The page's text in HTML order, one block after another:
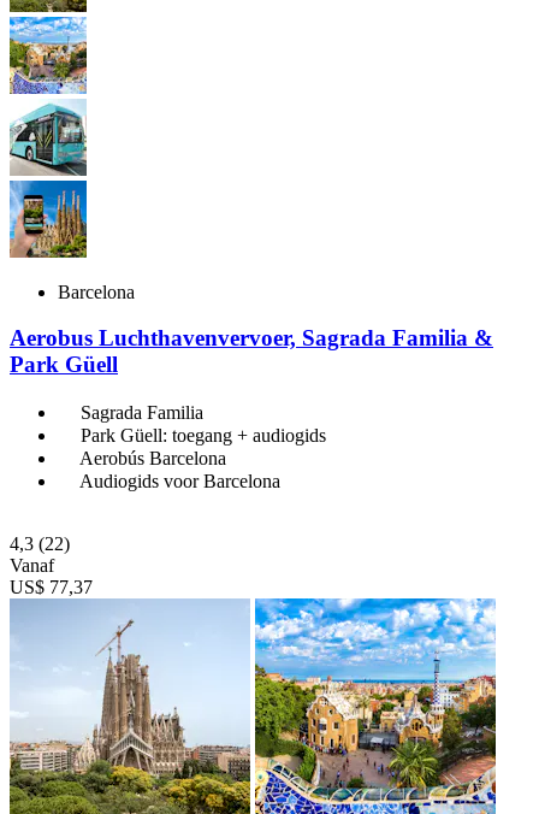
Barcelona
Aerobus Luchthavenvervoer, Sagrada Familia &
Park Güell
Sagrada Familia
Park Güell: toegang + audiogids
Aerobús Barcelona
Audiogids voor Barcelona
4,3 (22)
Vanaf
US$ 77,37